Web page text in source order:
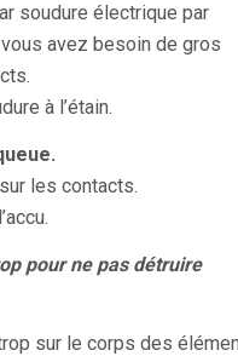
soudure électrique par
avez besoin de gros
à l’étain.
les contacts.
pour ne pas détruire
sur le corps des